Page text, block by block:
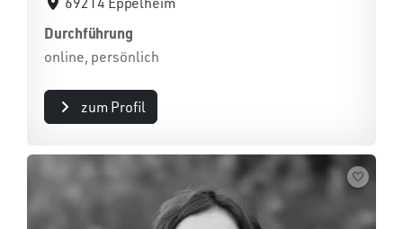
Durchführung
online, persönlich
zum Profil